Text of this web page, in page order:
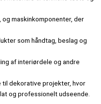
og maskinkomponenter, der
som håndtag, beslag og
af interiørdele og andre
til dekorative projekter, hvor
og professionelt udseende.